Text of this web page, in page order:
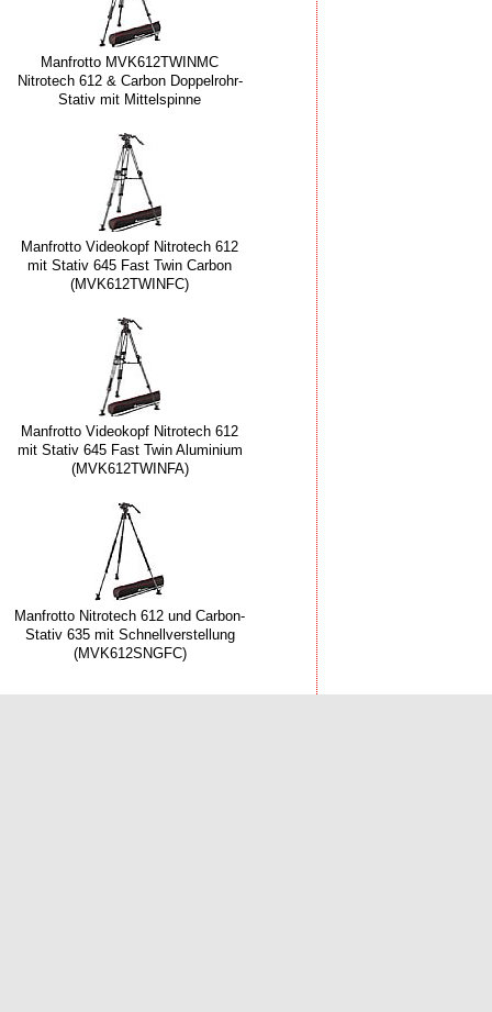
Manfrotto MVK612TWINMC
Nitrotech 612 & Carbon Doppelrohr-
Stativ mit Mittelspinne
Manfrotto Videokopf Nitrotech 612
mit Stativ 645 Fast Twin Carbon
(MVK612TWINFC)
Manfrotto Videokopf Nitrotech 612
mit Stativ 645 Fast Twin Aluminium
(MVK612TWINFA)
Manfrotto Nitrotech 612 und Carbon-
Stativ 635 mit Schnellverstellung
(MVK612SNGFC)